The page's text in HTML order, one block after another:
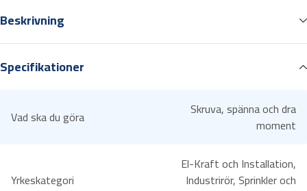
l
B
h
Beskrivning
specialhärdat vanadium extra stål. Svartoxiderad spets för
precision. Ergonomiskt utformat handtag.
Specifikationer
Vad ska du göra
Skruva, spänna och dra
moment
Yrkeskategori
El-Kraft och Installation,
Industrirör, Sprinkler och